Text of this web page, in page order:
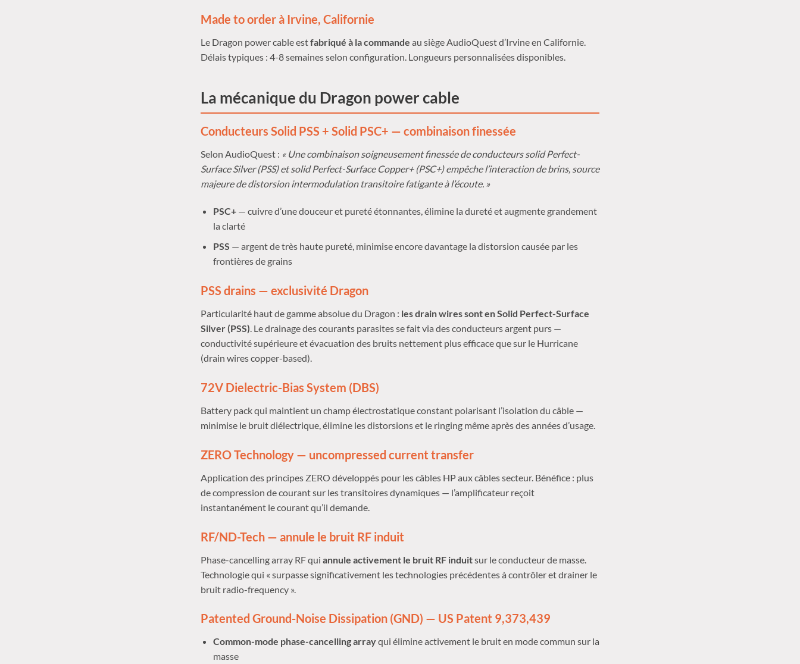
Made to order à Irvine, Californie
Le Dragon power cable estfabriqué à la commande au siège AudioQuest d’Irvine en Californie.
Délais typiques : 4-8 semaines selon configuration. Longueurs personnalisées disponibles.
La mécanique du Dragon power cable
Conducteurs Solid PSS + Solid PSC+ — combinaison finessée
Selon AudioQuest : « Une combinaison soigneusement finessée de conducteurs solid Perfect-
Surface Silver (PSS) et solid Perfect-Surface Copper+ (PSC+) empêche l’interaction de brins, source
majeure de distorsion intermodulation transitoire fatigante à l’écoute. »
PSC+— cuivre d’une douceur et pureté étonnantes, élimine la dureté et augmente grandement
la clarté
PSS — argent de très haute pureté, minimise encore davantage la distorsion causée par les
frontières de grains
PSS drains — exclusivité Dragon
Particularité haut de gamme absolue du Dragon : les drain wires sont en Solid Perfect-Surface
Silver (PSS). Le drainage des courants parasites se fait via des conducteurs argent purs —
conductivité supérieure et évacuation des bruits nettement plus efficace que sur le Hurricane
(drain wires copper-based).
72V Dielectric-Bias System (DBS)
Battery pack qui maintient un champ électrostatique constant polarisant l’isolation du câble —
minimise le bruit diélectrique, élimine les distorsions et le ringing même après des années d’usage.
ZERO Technology — uncompressed current transfer
Application des principes ZERO développés pour les câbles HP aux câbles secteur. Bénéfice : plus
de compression de courant sur les transitoires dynamiques — l’amplificateur reçoit
instantanément le courant qu’il demande.
RF/ND-Tech — annule le bruit RF induit
Phase-cancelling array RF qui annule activement le bruit RF induitsur le conducteur de masse.
Technologie qui « surpasse significativement les technologies précédentes à contrôler et drainer le
bruit radio-frequency ».
Patented Ground-Noise Dissipation (GND) — US Patent 9,373,439
Common-mode phase-cancelling arrayqui élimine activement le bruit en mode commun sur la
masse